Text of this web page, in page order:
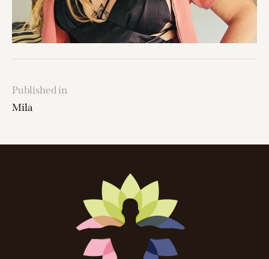
Published in
Mila